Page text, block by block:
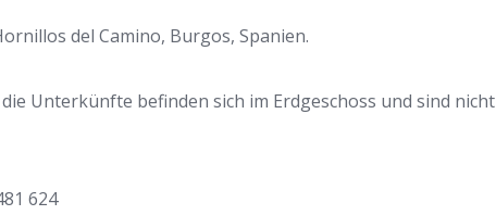
del Camino, Burgos, Spanien.
Unterkünfte befinden sich im Erdgeschoss und sind nicht
624